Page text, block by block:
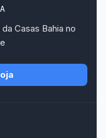
Casas Bahia no